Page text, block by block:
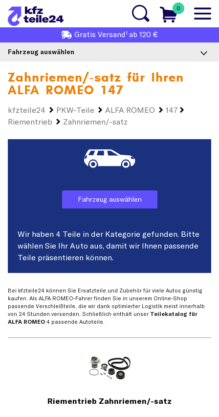
0
Gratis Versand1 ab 120 €
Fahrzeug auswählen
Zahnriemen/-satz für Ihren
ALFA ROMEO 147
kfzteile24 PKW-Teile ALFA ROMEO
147
Riementrieb
Zahnriemen/-satz
Fahrzeug auswählen
Wir haben 4 Teile in der Kategorie gefunden. Bitte
wählen Sie Ihr Auto aus, damit wir Ihnen passende
Teile präsentieren können.
Bei kfzteile24 können Sie Ersatzteile und Zubehör für viele Autos günstig
kaufen. Als ALFA ROMEO-Fahrer finden Sie in unserem Online-Shop
passende Verschleißteile, die wir dank optimierter Logistik meist innerhalb
von 24 Stunden versenden. Schließlich enthält unser Teilekatalog für
ALFA ROMEO 4 passende Autoteile.
Riementrieb Zahnriemen/-satz